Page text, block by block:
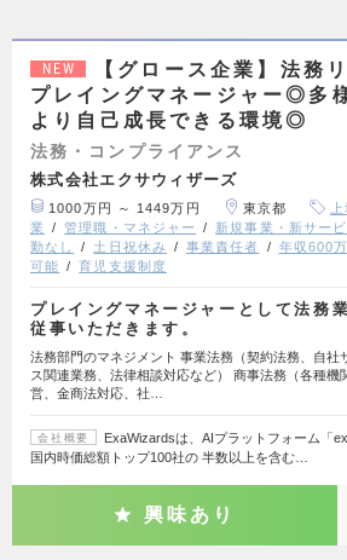
NEW
【グロース企業】法務
プレイングマネージャー◎多
より自己成長できる環境◎
法務・コンプライアンス
株式会社エクサウィザーズ
1000万円 ～ 1449万円 東京都
業
管理職・マネジャー 新規事業・新サービ
勤なし
土日祝休み 事業責任者 年収600
可能
育児支援制度
プレイングマネージャーとして法務
従事いただきます。
法務部門のマネジメント 事業法務（契約法務、自社
ス関連業務、法律相談対応など） 商事法務（各種機
営、金商法対応、社…
会社概要
ExaWizardsは、AIプラットフォーム「
国内時価総額トップ100社の 半数以上を含む…
興味あり